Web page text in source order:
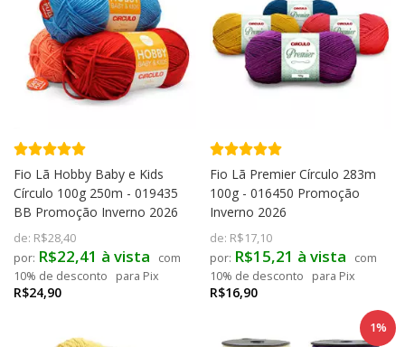
Fio Lã Hobby Baby e Kids
Círculo 100g 250m - 019435
BB Promoção Inverno 2026
de: R$28,40
R$24,90
R$22,41 à vista
com
10% de desconto
para Pix
Fio Lã Premier Círculo 283m
100g - 016450 Promoção
Inverno 2026
de: R$17,10
R$16,90
R$15,21 à vista
com
10% de desconto
para Pix
1%